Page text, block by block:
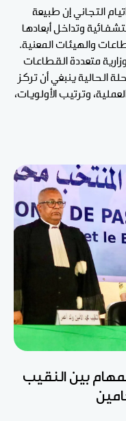
بين النقيب
التجاني إن طبيعة
وتداخل أبعادها
والهيئات المعنية.
متعددة القطاعات
الحالية ينبغي أن تركز
وترتيب الأولويات،